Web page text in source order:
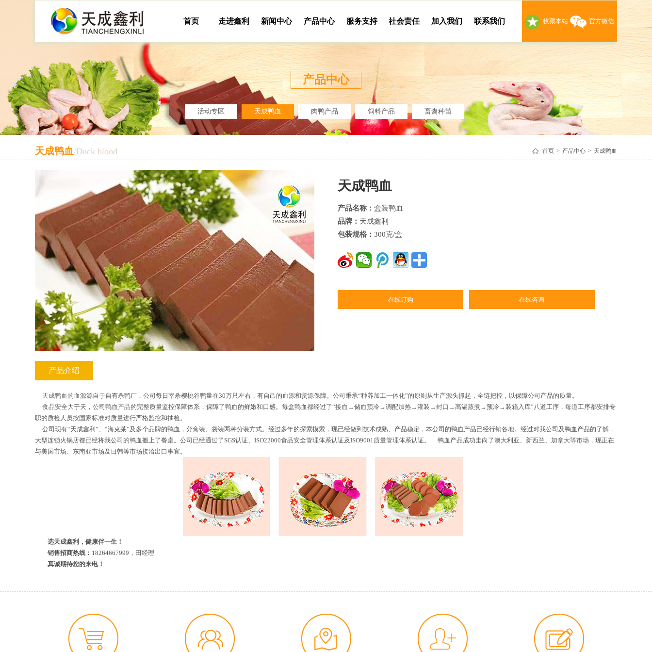
官方微信
收藏本站
首页 走进鑫利 新闻中心 产品中心 服务支持 社会责任 加入我们 联系我们
产品中心
活动专区 天成鸭血 肉鸭产品 饲料产品 畜禽种苗
天成鸭血/Duck blood 首页 > 产品中心 > 天成鸭血
天成鸭血
产品名称： 盒装鸭血
品牌： 天成鑫利
包装规格： 300克/盒
在线订购 在线咨询
产品介绍
天成鸭血的血源源自于自有杀鸭厂，公司每日宰杀樱桃谷鸭量在30万只左右，有自己的血源和货源保障。公司秉承“种养加工一体化”的原则从生产源头抓起，全链把控，以保障公司产品的质量。
食品安全大于天，公司鸭血产品的完整质量监控保障体系，保障了鸭血的鲜嫩和口感。每盒鸭血都经过了“接血→储血预冷→调配加热→灌装→封口→高温蒸煮→预冷→装箱入库”八道工序，每道工序都安排专
职的质检人员按国家标准对质量进行严格监控和抽检。
公司现有“天成鑫利”、“海克莱”及多个品牌的鸭血，分盒装、袋装两种分装方式。经过多年的探索摸索，现已经做到技术成熟、产品稳定，本公司的鸭血产品已经行销各地。经过对我公司及鸭血产品的了解，
大型连锁火锅店都已经将我公司的鸭血搬上了餐桌。 公司已经通过了 SGS认证、ISO22000食品安全管理体系认证及ISO9001质量管理体系认证。 鸭血产品成功走向了澳大利亚、新西兰、加拿大等市场，现正在
与美国市场、东南亚市场及日韩等市场接洽出口事宜。
选天成鑫利，健康伴一生！
销售招商热线： 18264667999， 田经理
真诚期待您的来电！